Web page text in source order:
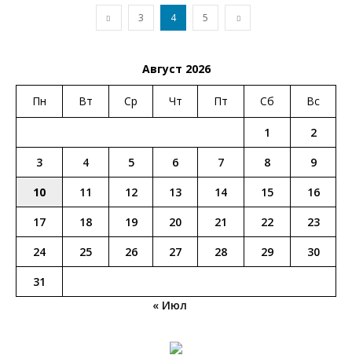
3 4 5
Август 2026
Пн Вт Ср Чт Пт Сб Вс
1
2
3
4 5 6 7 8
9
10
11 12 13 14 15
16
17
18 19 20 21 22
23
24
25 26 27 28 29
30
31
« Июл